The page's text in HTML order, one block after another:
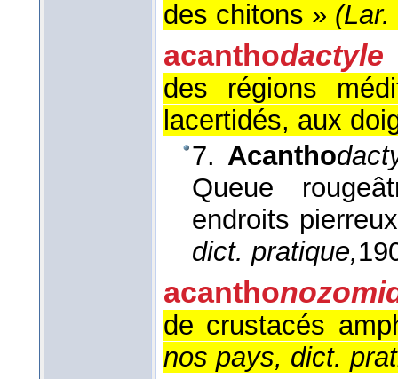
des chitons » (Lar.
acanthodactyle
des régions
lacertidés, aux
7. Acantho
Queue
endroits
dict. pratique,
acantho
de crustacés
nos pays, dict.